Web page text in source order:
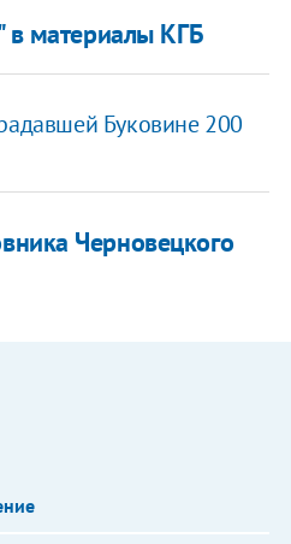
в материалы КГБ
Буковине 200
Черновецкого